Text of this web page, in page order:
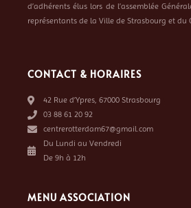
d’adhérents élus lors de l’assemblée
représentants de la Ville de Strasbourg et du
CONTACT & HORAIRES
42 Rue d’Ypres, 67000 Strasbourg
03 88 61 20 92
centrerotterdam67@gmail.com
Du Lundi au Vendredi
De 9h à 12h
MENU ASSOCIATION